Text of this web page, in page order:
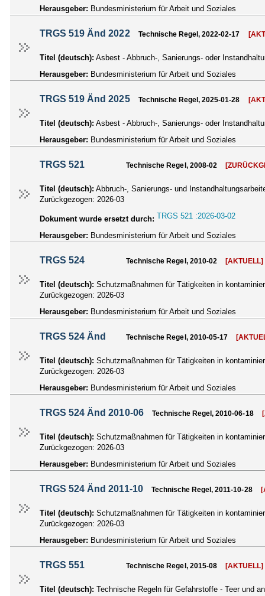
Herausgeber: Bundesministerium für Arbeit und Soziales
TRGS 519 Änd 2022 Technische Regel, 2022-02-17
Titel (deutsch): Asbest - Abbruch-, Sanierungs- oder
Herausgeber: Bundesministerium für Arbeit und Soziales
TRGS 519 Änd 2025 Technische Regel, 2025-01-28
Titel (deutsch): Asbest - Abbruch-, Sanierungs- oder
Herausgeber: Bundesministerium für Arbeit und Soziales
TRGS 521 Technische Regel, 2008-02
Titel (deutsch): Abbruch-, Sanierungs- und
Zurückgezogen: 2026-03
Dokument wurde ersetzt durch: TRGS 521 :2026-03-02
Herausgeber: Bundesministerium für Arbeit und Soziales
TRGS 524 Technische Regel, 2010-02 [AKTUELL]
Titel (deutsch): Schutzmaßnahmen für Tätigkeiten in
Zurückgezogen: 2026-03
Herausgeber: Bundesministerium für Arbeit und Soziales
TRGS 524 Änd Technische Regel, 2010-05-17
Titel (deutsch): Schutzmaßnahmen für Tätigkeiten in
Zurückgezogen: 2026-03
Herausgeber: Bundesministerium für Arbeit und Soziales
TRGS 524 Änd 2010-06 Technische Regel, 2010-06-18
Titel (deutsch): Schutzmaßnahmen für Tätigkeiten in
Zurückgezogen: 2026-03
Herausgeber: Bundesministerium für Arbeit und Soziales
TRGS 524 Änd 2011-10 Technische Regel, 2011-10-28
Titel (deutsch): Schutzmaßnahmen für Tätigkeiten in
Zurückgezogen: 2026-03
Herausgeber: Bundesministerium für Arbeit und Soziales
TRGS 551 Technische Regel, 2015-08 [AKTUELL]
Titel (deutsch): Technische Regeln für Gefahrstoffe - Teer und